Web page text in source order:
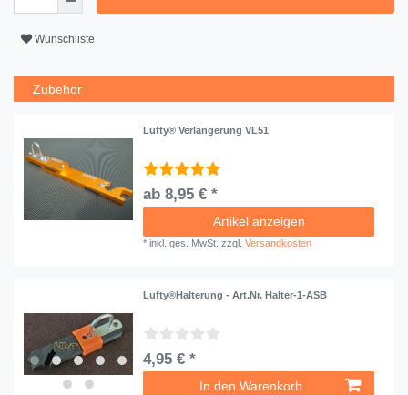
Wunschliste
Zubehör
Lufty® Verlängerung VL51
ab 8,95 € *
Artikel anzeigen
*inkl. ges. MwSt. zzgl.Versandkosten
Lufty®Halterung - Art.Nr. Halter-1-ASB
4,95 € *
In den Warenkorb